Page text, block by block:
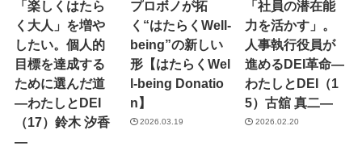
「楽しくはたら
く大人」を増や
したい。個人的
目標を達成する
ために選んだ道
―わたしとDEI
（17）鈴木 汐香
―
プロボノが拓
く“はたらくWell-
being”の新しい
形【はたらくWel
l-being Donatio
n】
2026.03.19
「社員の潜在能
力を活かす」。
人事執行役員が
進めるDEI革命―
わたしとDEI（1
5）古舘 真二―
2026.02.20